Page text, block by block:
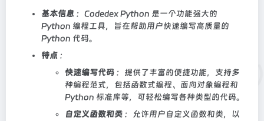
基本信息 ：Codedex Python 是一个功能强大的
Python 编程工具，旨在帮助用户快速编写高质量的
Python 代码。
特点 ：
快速编写代码 ：提供了丰富的便捷功能，支持多
种编程范式，包括函数式编程、面向对象编程和
Python 标准库等，可轻松编写各种类型的代码。
自定义函数和类 ：允许用户自定义函数和类，以